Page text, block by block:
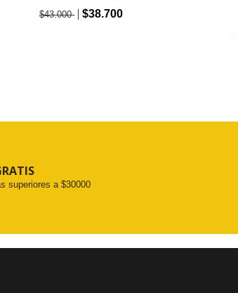
$43.000 $38.700
superiores a $30000